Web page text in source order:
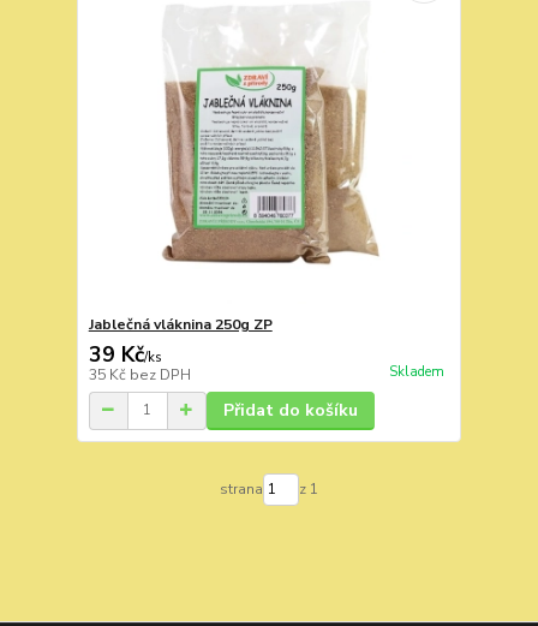
Jablečná vláknina 250g ZP
39 Kč/ks
35 Kč bez DPH Skladem
Přidat do košíku
strana z 1